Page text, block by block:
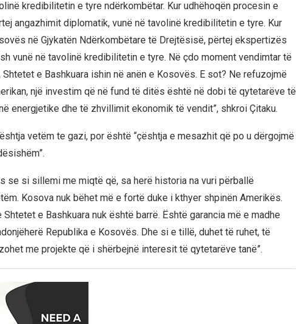
kredibilitetin e tyre ndërkombëtar. Kur udhëhoqën procesin e
angazhimit diplomatik, vunë në tavolinë kredibilitetin e tyre. Kur
në Gjykatën Ndërkombëtare të Drejtësisë, përtej ekspertizës
vunë në tavolinë kredibilitetin e tyre. Në çdo moment vendimtar të
e Bashkuara ishin në anën e Kosovës. E sot? Ne refuzojmë
një investim që në fund të ditës është në dobi të qytetarëve të
energjetike dhe të zhvillimit ekonomik të vendit”, shkroi Çitaku.
vetëm te gazi, por është “çështja e mesazhit që po u dërgojmë
se si sillemi me miqtë që, sa herë historia na vuri përballë
Kosova nuk bëhet më e fortë duke i kthyer shpinën Amerikës.
Shtetet e Bashkuara nuk është barrë. Është garancia më e madhe
Republika e Kosovës. Dhe si e tillë, duhet të ruhet, të
me projekte që i shërbejnë interesit të qytetarëve tanë”.